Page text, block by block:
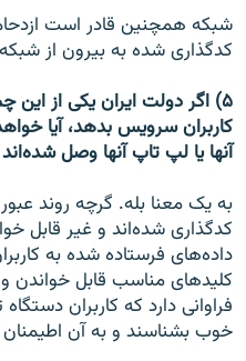
شبکه همچنین قادر است
کدگذاری شده به بیرون از
۵) اگر دولت ايران يکی از اين
کاربران سرويس بدهد، آيا
آنها يا لپ تاپ آنها وصل
به يک معنا بله. گرچه روند
کدگذاری شده‌اند و غير قابل
داده‌های فرستاده شده به
کليدهای مناسب قابل خواندن
فراوانی دارد که کاربران
خوب بشناسند و به آن